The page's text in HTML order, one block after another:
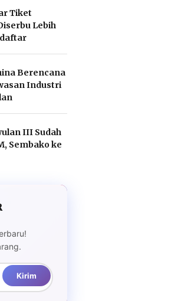
Tiket
Lebih
Berencana
Industri
III Sudah
Sembako ke
Kirim